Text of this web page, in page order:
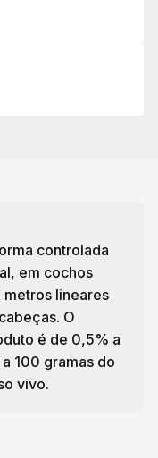
controlada
em cochos
lineares
O
é de 0,5% a
100 gramas do
vivo.